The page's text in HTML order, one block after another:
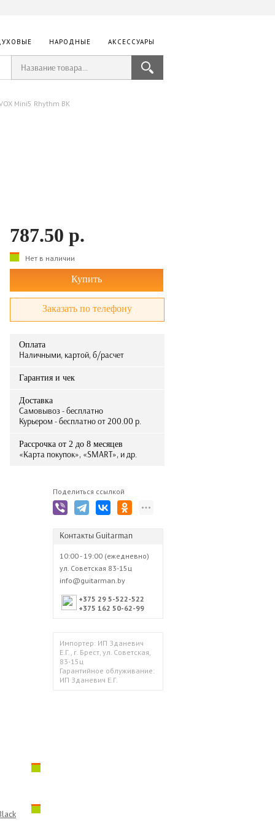
НАРОДНЫЕ АКСЕССУАРЫ
Mini5 Rhythm BK
787.50 р.
Нет в наличии
Купить
Заказать по телефону
Оплата
Наличными, картой, б/расчет
Гарантия и чек
Доставка
Самовывоз - бесплатно
Курьером - бесплатно от 200.00 р.
Рассрочка от 2 до 8 месяцев
«Карта покупок», «SMART», и др.
Поделиться ссылкой
Контакты Guitarman
10:00 - 19:00 (ежедневно)
ул. Советская 83-15ц
info@guitarman.by
+375 29 5-522-522
+375 162 50-62-99
Импортер: ИП Зданевич
Е.Г., г. Брест, ул. Советская,
83-15ц
Гарантийное облуживание:
ИП Зданевич Е.Г.